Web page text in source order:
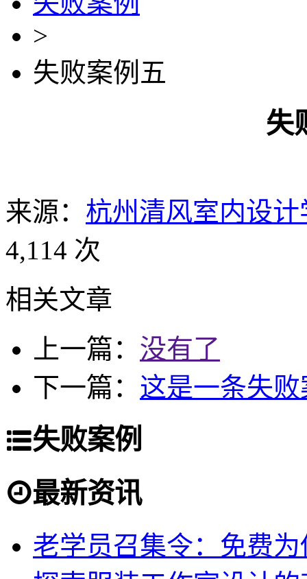
>
失败案例五
失
来源： 杭州清风室内设计
4,114 次
相关文章
上一篇： 没有了
下一篇： 这是一条失
失败案例
最新资讯
老学员召集令：免费